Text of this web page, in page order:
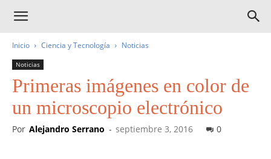
Inicio Ciencia y Tecnología Noticias
Noticias
Primeras imágenes en color de
un microscopio electrónico
Por Alejandro Serrano - septiembre 3, 2016 0